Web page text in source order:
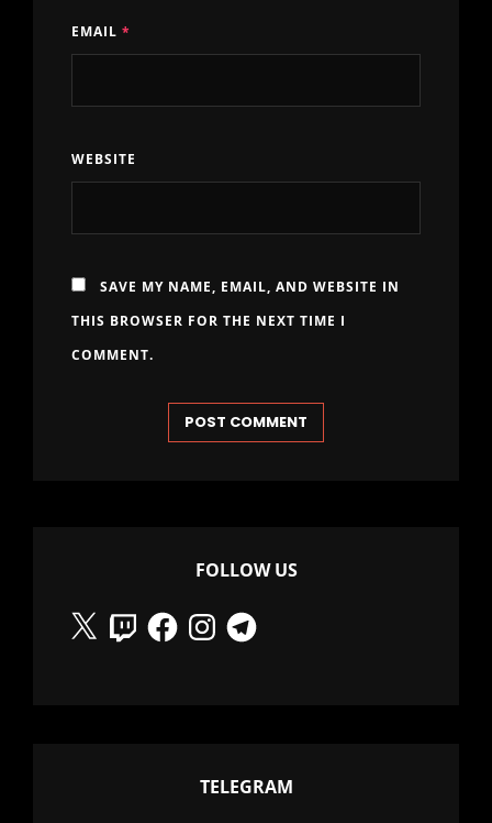
EMAIL *
WEBSITE
SAVE MY NAME, EMAIL, AND WEBSITE IN
THIS BROWSER FOR THE NEXT TIME I
COMMENT.
FOLLOW US
X
TwitchFacebookInstagramTelegram
TELEGRAM